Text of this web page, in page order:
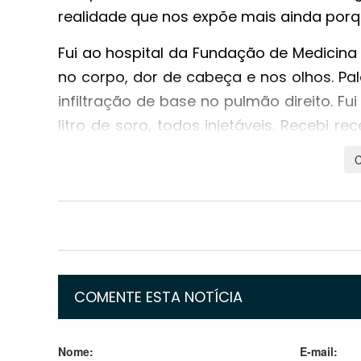
realidade que nos expõe mais ainda
Fui ao hospital da Fundação de
no corpo, dor de cabeça e nos olhos.
infiltração de base no pulmão direito.
litro de soro, todos injetáveis. Recebi
de não fazerem o teste lá mesmo,
do Pronto-Socorro (PS) e fui direto à
teste de covid-19 com pedido
receitado no pronto-socorro. Essa
mata!
Na noite do dia 9 voltei ao hospital da
COMENTE ESTA NOTÍCIA
Nome: E-mail: